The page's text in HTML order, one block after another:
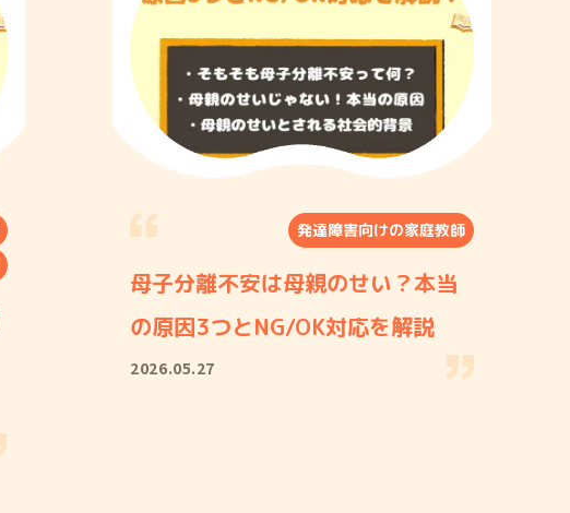
発達障害向けの家庭教師
母子分離不安は母親のせい？本当
の原因3つとNG/OK対応を解説
2026.05.27